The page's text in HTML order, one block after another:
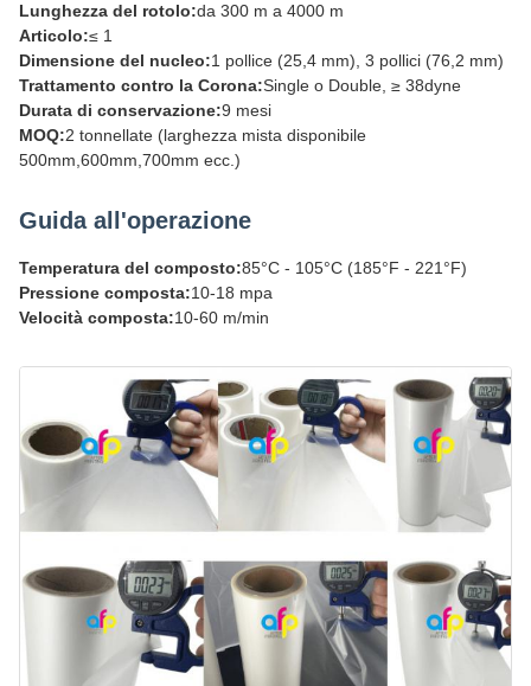
Lunghezza del rotolo:da 300 m a 4000 m
Articolo:≤ 1
Dimensione del nucleo:1 pollice (25,4 mm), 3 pollici (76,2 mm)
Trattamento contro la Corona:Single o Double, ≥ 38dyne
Durata di conservazione:9 mesi
MOQ:2 tonnellate (larghezza mista disponibile
500mm,600mm,700mm ecc.)
Guida all'operazione
Temperatura del composto:85°C - 105°C (185°F - 221°F)
Pressione composta:10-18 mpa
Velocità composta:10-60 m/min